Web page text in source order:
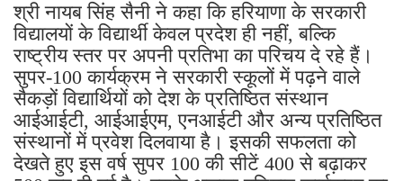
श्री नायब सिंह सैनी ने कहा कि हरियाणा के सरकारी
विद्यालयों के विद्यार्थी केवल प्रदेश ही नहीं, बल्कि
राष्ट्रीय स्तर पर अपनी प्रतिभा का परिचय दे रहे हैं।
सुपर-100 कार्यक्रम ने सरकारी स्कूलों में पढ़ने वाले
सैकड़ों विद्यार्थियों को देश के प्रतिष्ठित संस्थान
आईआईटी, आईआईएम, एनआईटी और अन्य प्रतिष्ठित
संस्थानों में प्रवेश दिलवाया है। इसकी सफलता को
देखते हुए इस वर्ष सुपर 100 की सीटें 400 से बढ़ाकर